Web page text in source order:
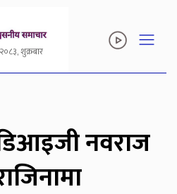
शुक्रबार
नवराज